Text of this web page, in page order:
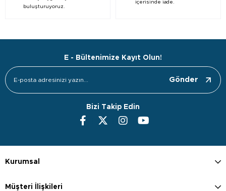
buluşturuyoruz.
içerisinde iade.
E - Bültenimize Kayıt Olun!
Gönder
Bizi Takip Edin
Kurumsal
Müşteri İlişkileri